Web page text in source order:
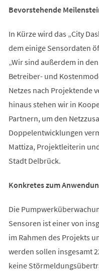
Bevorstehende
In Kürze wird das „City
dem einige Sensordaten
„Wir sind außerdem in
Betreiber- und
Netzes nach Projektende
hinaus stehen wir in
Partnern, um den
Doppelentwicklungen
Mattiza, Projektleiterin
Stadt Delbrück.
Konkretes zum
Die
Sensoren ist einer von
im Rahmen des Projekts
werden sollen insgesamt
keine